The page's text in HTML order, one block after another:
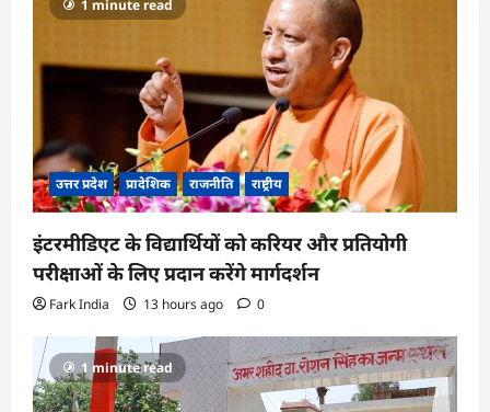
1 minute read
उत्तर प्रदेश प्रादेशिक राजनीति राष्ट्रीय
इंटरमीडिएट के विद्यार्थियों को करियर और प्रतियोगी
परीक्षाओं के लिए प्रदान करेंगे मार्गदर्शन
Fark India 13 hours ago 0
1 minute read